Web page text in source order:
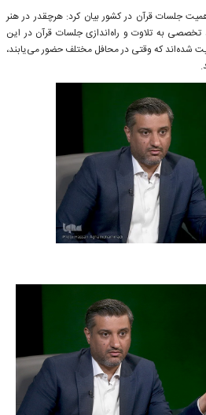
جلسات قرآن در کشور بیان کرد: هرچقدر در هنر
به تلاوت و راه‌اندازی جلسات قرآن در این
شده‌اند که وقتی در محافل مختلف حضور می‌یابند،‌